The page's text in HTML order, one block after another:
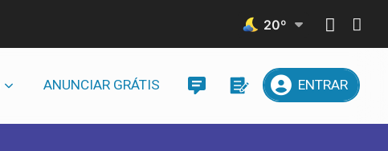
20º
ANUNCIAR GRÁTIS ENTRAR